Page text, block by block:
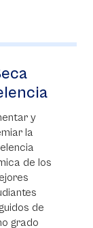
Ventajas de
ser IB o
Cambridge
Cambridge
International
Education (CIE) y
Advanced
Placement (AP).